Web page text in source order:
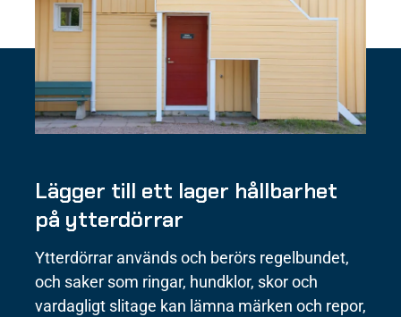
Lägger till ett lager hållbarhet
på ytterdörrar
Ytterdörrar används och berörs regelbundet,
och saker som ringar, hundklor, skor och
vardagligt slitage kan lämna märken och repor,